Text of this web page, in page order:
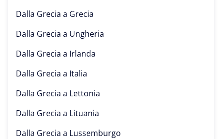
Dalla Grecia a Grecia
Dalla Grecia a Ungheria
Dalla Grecia a Irlanda
Dalla Grecia a Italia
Dalla Grecia a Lettonia
Dalla Grecia a Lituania
Dalla Grecia a Lussemburgo